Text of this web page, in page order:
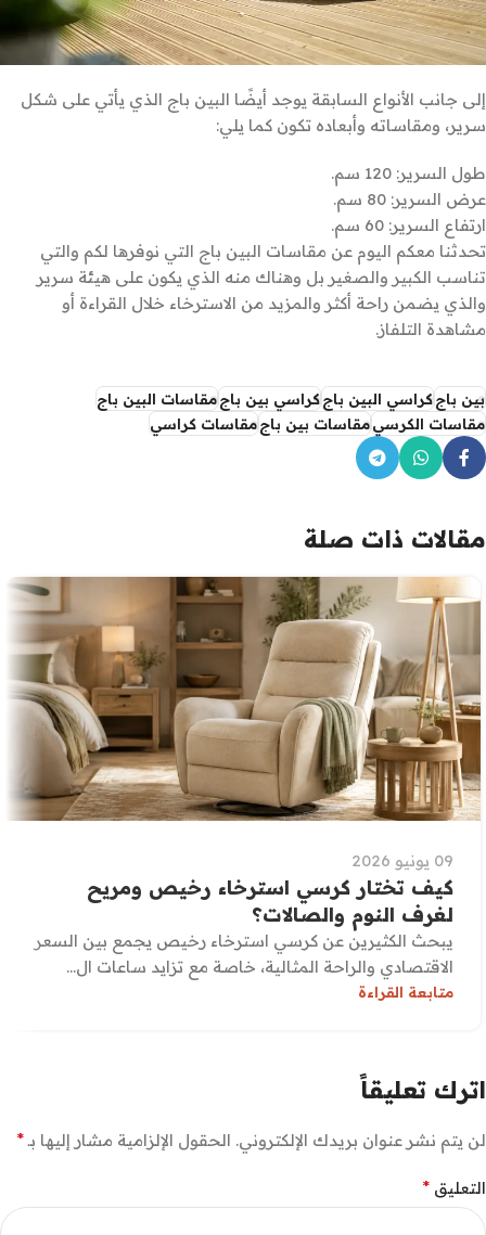
إلى جانب الأنواع السابقة يوجد أيضًا البين باج الذي يأتي على شكل
سرير، ومقاساته وأبعاده تكون كما يلي:
طول السرير: 120 سم.
عرض السرير: 80 سم.
ارتفاع السرير: 60 سم.
تحدثنا معكم اليوم عن مقاسات البين باج التي نوفرها لكم والتي
تناسب الكبير والصغير بل وهناك منه الذي يكون على هيئة سرير
والذي يضمن راحة أكثر والمزيد من الاسترخاء خلال القراءة أو
مشاهدة التلفاز.
بين باجكراسي البين باجكراسي بين باجمقاسات البين باج
مقاسات الكرسيمقاسات بين باجمقاسات كراسي
مقالات ذات صلة
09 يونيو 2026
كيف تختار كرسي استرخاء رخيص ومريح
لغرف النوم والصالات؟
يبحث الكثيرين عن كرسي استرخاء رخيص يجمع بين السعر
الاقتصادي والراحة المثالية، خاصة مع تزايد ساعات ال...
متابعة القراءة
اترك تعليقاً
لن يتم نشر عنوان بريدك الإلكتروني. الحقول الإلزامية مشار إليها بـ*
التعليق *